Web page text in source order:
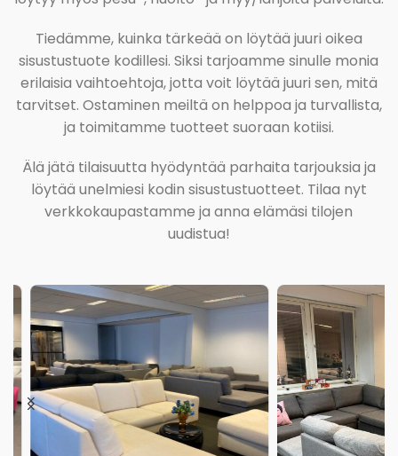
Tiedämme, kuinka tärkeää on löytää juuri oikea
sisustustuote kodillesi. Siksi tarjoamme sinulle monia
erilaisia vaihtoehtoja, jotta voit löytää juuri sen, mitä
tarvitset. Ostaminen meiltä on helppoa ja turvallista,
ja toimitamme tuotteet suoraan kotiisi.
Älä jätä tilaisuutta hyödyntää parhaita tarjouksia ja
löytää unelmiesi kodin sisustustuotteet. Tilaa nyt
verkkokaupastamme ja anna elämäsi tilojen
uudistua!